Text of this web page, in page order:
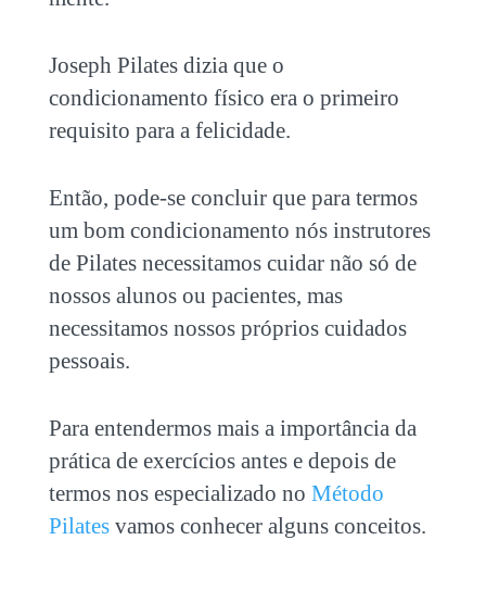
Joseph Pilates dizia que o
condicionamento físico era o primeiro
requisito para a felicidade.
Então, pode-se concluir que para termos
um bom condicionamento nós instrutores
de Pilates necessitamos cuidar não só de
nossos alunos ou pacientes, mas
necessitamos nossos próprios cuidados
pessoais.
Para entendermos mais a importância da
prática de exercícios antes e depois de
termos nos especializado no Método
Pilatesvamos conhecer alguns conceitos.